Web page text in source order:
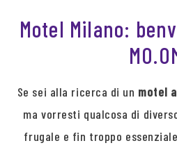
Motel Milano:
Se sei alla ricerca di un motel
ma vorresti qualcosa di
frugale e fin troppo